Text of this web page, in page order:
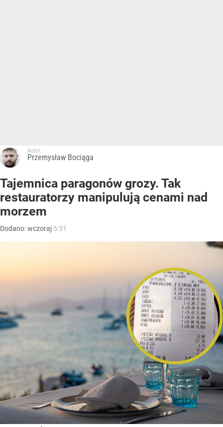
Autor:
Przemysław Bociąga
Tajemnica paragonów grozy. Tak
restauratorzy manipulują cenami nad
morzem
Dodano:wczoraj 5:31